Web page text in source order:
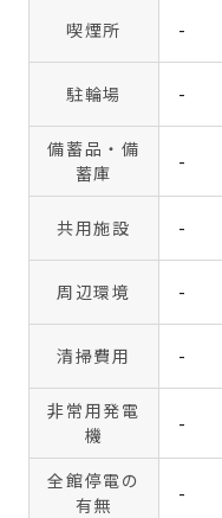
喫煙所 -
駐輪場 -
備蓄品・備
蓄庫
-
共用施設 -
周辺環境 -
清掃費用 -
非常用発電
機
-
全館停電の
有無
-